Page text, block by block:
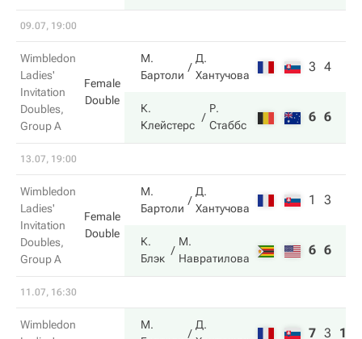
09.07, 19:00
Wimbledon
Ladies'
Invitation
Doubles,
Group A
Female
Double
М.
Бартоли
Д.
Хантучова
3 4
К.
Клейстерс
Р.
Стаббс
6 6
13.07, 19:00
Wimbledon
Ladies'
Invitation
Doubles,
Group A
Female
Double
М.
Бартоли
Д.
Хантучова
1 3
К.
Блэк
М.
Навратилова
6 6
11.07, 16:30
Wimbledon
М.
Д.
7 3 10